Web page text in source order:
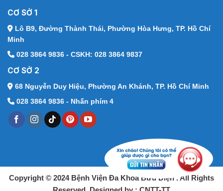
CƠ SỞ 1
Lô B9, Đường Thành Thái, Phường Hòa Hưng, TP. Hồ Chí
Minh
028 3864 9836 - CSKH: 028 3864 9837
CƠ SỞ 2
68 Nguyễn Duy Hiệu, Phường An Khánh, TP. Hồ Chí Minh
028 3864 9836 - Nhấn phím 4
Copyright © 2024 Bệnh Viện Đa Khoa Bưu Điện . All Rights